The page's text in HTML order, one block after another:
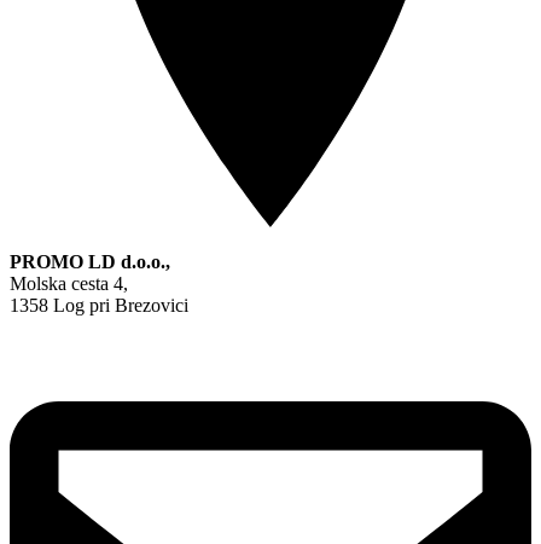
PROMO LD d.o.o.,
Molska cesta 4,
1358 Log pri Brezovici